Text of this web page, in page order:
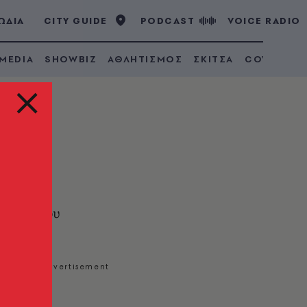
CITY GUIDE PODCAST VOICE RADIO
SHOWBIZ ΑΘΛΗΤΙΣΜΟΣ ΣΚΙΤΣΑ COVID 19
που